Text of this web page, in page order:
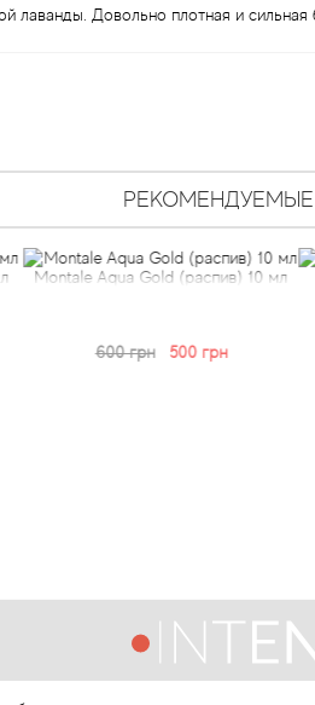
лаванды. Довольно плотная и
РЕКОМЕНДУЕМЫЕ
Gold (распив) 10 мл
500 грн
Montale